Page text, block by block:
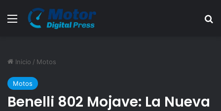
Menú
Inicio / Motos
Motos
Benelli 802 Mojave: La Nueva